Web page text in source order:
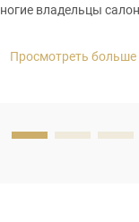
владельцы
базовое
Просмотреть больше